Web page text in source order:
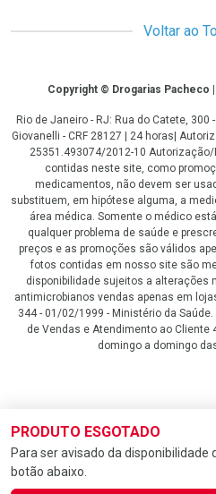
PRODUTO ESGOTADO
Para ser avisado da disponibilidade
botão abaixo.
Voltar ao
CopyrightCopyright © Drogarias Pacheco
Rio de Janeiro - RJ: Rua do Catete, 300
Giovanelli - CRF 28127 | 24 horas|
25351.493074/2012-10
contidas neste site, como
medicamentos, não devem ser
substituem, em hipótese alguma, a
área médica. Somente o médico
qualquer problema de saúde e
preços e as promoções são válidos
fotos contidas em nosso site são
disponibilidade sujeitos a alterações
antimicrobianos vendas apenas em
344 - 01/02/1999 - Ministério da
de Vendas e Atendimento ao Cliente
domingo a domingo